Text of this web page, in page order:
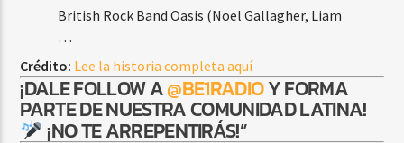
British Rock Band Oasis (Noel Gallagher, Liam
…
Crédito: Lee la historia completa aquí
¡DALE FOLLOW A@BE1RADIOY FORMA
PARTE DE NUESTRA COMUNIDAD LATINA!
¡NO TE ARREPENTIRÁS!”